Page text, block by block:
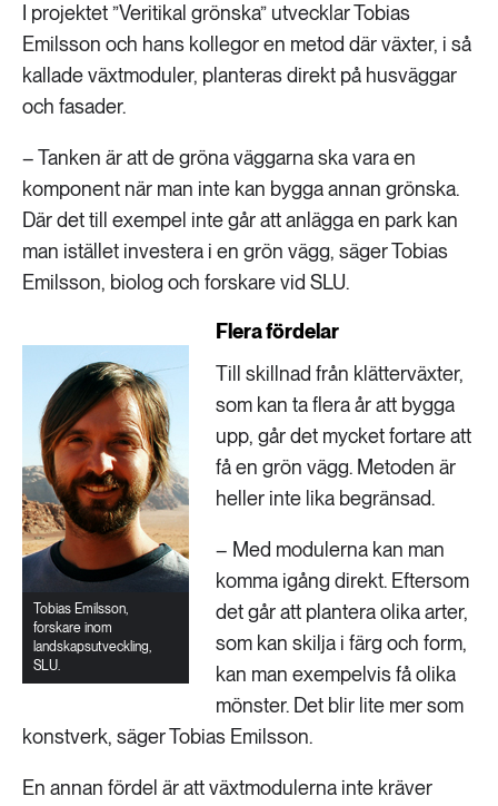
473 ARTIKLAR
Vatten
I projektet ”Veritikal grönska” utvecklar Tobias
Emilsson och hans kollegor en metod där växter, i så
kallade växtmoduler, planteras direkt på husväggar
och fasader.
– Tanken är att de gröna väggarna ska vara en
komponent när man inte kan bygga annan grönska.
Där det till exempel inte går att anlägga en park kan
man istället investera i en grön vägg, säger Tobias
Emilsson, biolog och forskare vid SLU.
Tobias Emilsson,
forskare inom
landskapsutveckling,
SLU.
Flera fördelar
Till skillnad från klätterväxter,
som kan ta flera år att bygga
upp, går det mycket fortare att
få en grön vägg. Metoden är
heller inte lika begränsad.
– Med modulerna kan man
komma igång direkt. Eftersom
det går att plantera olika arter,
som kan skilja i färg och form,
kan man exempelvis få olika
mönster. Det blir lite mer som
konstverk, säger Tobias Emilsson.
En annan fördel är att växtmodulerna inte kräver